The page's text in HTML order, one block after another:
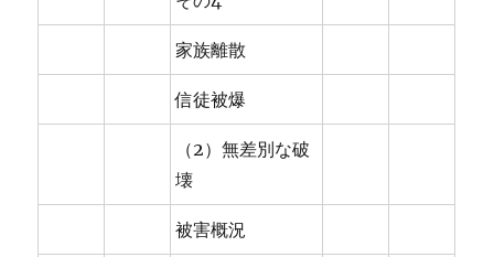
家族離散
信徒被爆
（2）無差別な破
壊
被害概況